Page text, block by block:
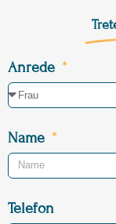
Anrede
Name
Telefon